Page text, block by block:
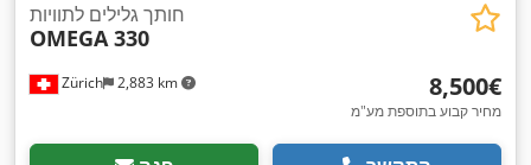
Zürich 2,883 km
חותך גלילים לתוויות
OMEGA 330
‏8,500 ‏€
מחיר קבוע בתוספת מע"מ